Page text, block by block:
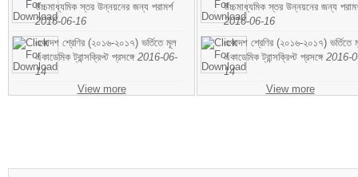
উচ্চমাধ্যমিক স্তর উন্নয়নের জন্য পরামর্শ
2016-06-16
একাদশ শ্রেণির (২০১৬-২০১৭) ভর্তিতে মূল
একাডেমিক ট্রান্সক্রিপ্ট প্রসঙ্গে 2016-06-
14
View more
উচ্চমাধ্যমিক স্তর উন্নয়নের জন্য
2016-06-16
একাদশ শ্রেণির (২০১৬-২০১৭) ভর্তিতে
একাডেমিক ট্রান্সক্রিপ্ট প্রসঙ্গে 2016-
14
View more